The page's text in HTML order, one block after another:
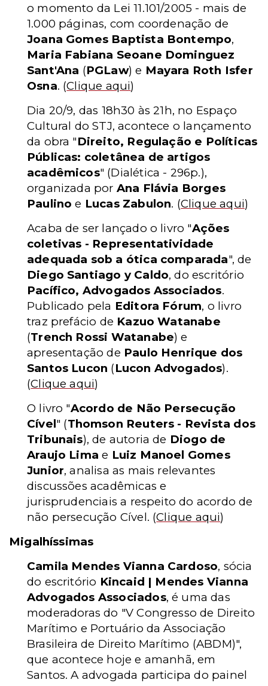
o momento da Lei 11.101/2005 - mais de
1.000 páginas, com coordenação de
Joana Gomes Baptista Bontempo,
Maria Fabiana Seoane Dominguez
Sant'Ana (PGLaw) e Mayara Roth Isfer
Osna. (Clique aqui)
Dia 20/9, das 18h30 às 21h, no Espaço
Cultural do STJ, acontece o lançamento
da obra "Direito, Regulação e Políticas
Públicas: coletânea de artigos
acadêmicos" (Dialética - 296p.),
organizada por Ana Flávia Borges
Paulino e Lucas Zabulon. (Clique aqui)
Acaba de ser lançado o livro "Ações
coletivas - Representatividade
adequada sob a ótica comparada", de
Diego Santiago y Caldo, do escritório
Pacífico, Advogados Associados.
Publicado pela Editora Fórum, o livro
traz prefácio de Kazuo Watanabe
(Trench Rossi Watanabe) e
apresentação de Paulo Henrique dos
Santos Lucon (Lucon Advogados).
(Clique aqui)
O livro "Acordo de Não Persecução
Cível" (Thomson Reuters - Revista dos
Tribunais), de autoria de Diogo de
Araujo Lima e Luiz Manoel Gomes
Junior, analisa as mais relevantes
discussões acadêmicas e
jurisprudenciais a respeito do acordo de
não persecução Cível. (Clique aqui)
Migalhíssimas
Camila Mendes Vianna Cardoso, sócia
do escritório Kincaid | Mendes Vianna
Advogados Associados, é uma das
moderadoras do "V Congresso de Direito
Marítimo e Portuário da Associação
Brasileira de Direito Marítimo (ABDM)",
que acontece hoje e amanhã, em
Santos. A advogada participa do painel